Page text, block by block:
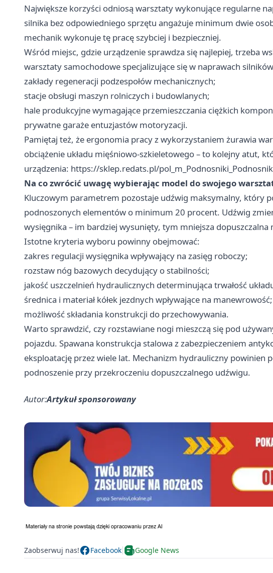
Największe korzyści odniosą warsztaty wykonujące regularne
silnika bez odpowiedniego sprzętu angażuje minimum dwie
mechanik wykonuje tę pracę szybciej i bezpieczniej.
Wśród miejsc, gdzie urządzenie sprawdza się najlepiej, trzeba
warsztaty samochodowe specjalizujące się w naprawach
zakłady regeneracji podzespołów mechanicznych;
stacje obsługi maszyn rolniczych i budowlanych;
hale produkcyjne wymagające przemieszczania ciężkich
prywatne garaże entuzjastów motoryzacji.
Pamiętaj też, że ergonomia pracy z wykorzystaniem żurawia
obciążenie układu mięśniowo-szkieletowego – to kolejny atut,
urządzenia: https://sklep.redats.pl/
Na co zwrócić uwagę wybierając model do swojego
Kluczowym parametrem pozostaje udźwig maksymalny, który
podnoszonych elementów o minimum 20 procent. Udźwig
wysięgnika – im bardziej wysunięty, tym mniejsza dopuszczalna
Istotne kryteria wyboru powinny obejmować:
zakres regulacji wysięgnika wpływający na zasięg roboczy;
rozstaw nóg bazowych decydujący o stabilności;
jakość uszczelnień hydraulicznych determinująca trwałość
średnica i materiał kółek jezdnych wpływające na manewrowość;
możliwość składania konstrukcji do przechowywania.
Warto sprawdzić, czy rozstawiane nogi mieszczą się pod
pojazdu. Spawana konstrukcja stalowa z zabezpieczeniem
eksploatację przez wiele lat. Mechanizm hydrauliczny powinien
podnoszenie przy przekroczeniu dopuszczalnego udźwigu.
Autor:Artykuł sponsorowany
Zaobserwuj nas! Facebook Google News